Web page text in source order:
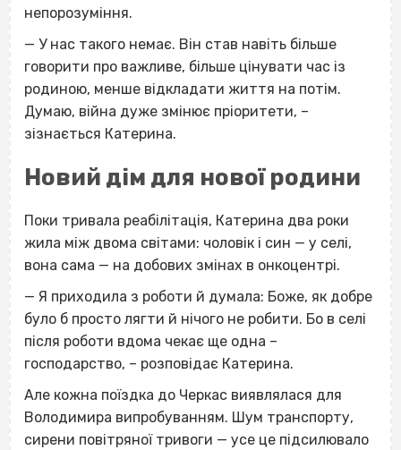
непорозуміння.
— У нас такого немає. Він став навіть більше
говорити про важливе, більше цінувати час із
родиною, менше відкладати життя на потім.
Думаю, війна дуже змінює пріоритети, –
зізнається Катерина.
Новий дім для нової родини
Поки тривала реабілітація, Катерина два роки
жила між двома світами: чоловік і син — у селі,
вона сама — на добових змінах в онкоцентрі.
— Я приходила з роботи й думала: Боже, як добре
було б просто лягти й нічого не робити. Бо в селі
після роботи вдома чекає ще одна –
господарство, – розповідає Катерина.
Але кожна поїздка до Черкас виявлялася для
Володимира випробуванням. Шум транспорту,
сирени повітряної тривоги — усе це підсилювало